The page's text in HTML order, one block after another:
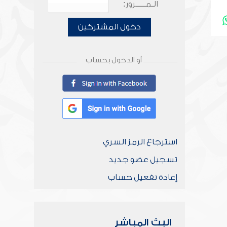
الـمـــــرور:
دخول المشتركين
أو الدخول بحساب
استرجاع الرمز السري
تسجيل عضو جديد
إعادة تفعيل حساب
البث المباشر